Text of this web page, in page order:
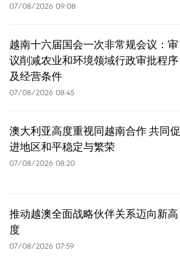
07/08/2026 09:08
越南十六届国会一次非常规会议：审
议削减农业和环境领域行政审批程序
及经营条件
07/08/2026 08:45
澳大利亚高度重视同越南合作 共同促
进地区和平稳定与繁荣
07/08/2026 08:20
推动越澳全面战略伙伴关系迈向新高
度
07/08/2026 07:59